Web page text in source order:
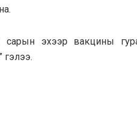
сарын эхээр вакцины
гэлээ.